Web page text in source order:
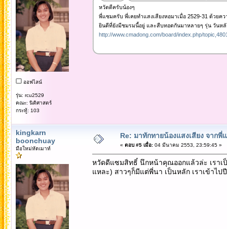
ออฟไลน์
รุ่น: rcu2529
คณะ: นิติศาสตร์
กระทู้: 103
หวัดดีครับน้องๆ
พี่แซมครับ พี่เคยทำแสงเสียงหอมาเมื่อ 2529-31 ด้วยค
ยินดีที่ยังมีชมรมนี้อยู่ และสืบทอดกันมาหลายๆ รุ่น วันหลั
http://www.cmadong.com/board/index.php/
kingkarn
boonchuay
มือใหม่หัดเมาท์
Re: มาทักทายน้องแสงเสียง จากพี่
« ตอบ #5 เมื่อ:04 มีนาคม 2553, 23:59:45 »
หวัดดีแซมสิทธิ์ นึกหน้าคุณออกแล้วล่ะ เราเ
แหละ) สาวๆก็มีแต่พี่นา เป็นหลัก เราเข้าไ